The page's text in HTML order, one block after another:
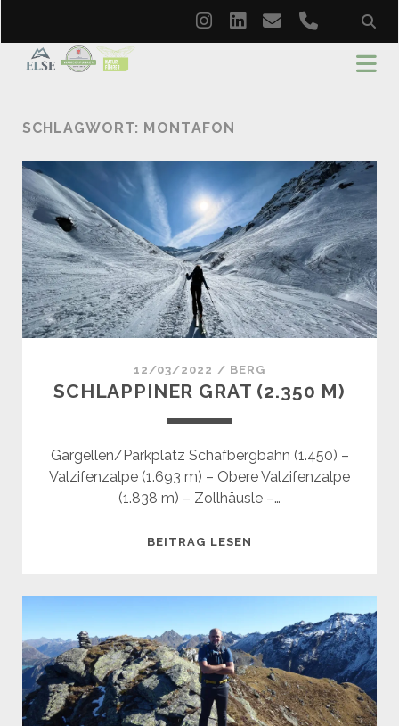
instagram
linkedin
emailphone
SCHLAGWORT: MONTAFON
12/03/2022 / BERG
SCHLAPPINER GRAT (2.350 M)
Gargellen/Parkplatz Schafbergbahn (1.450) –
Valzifenzalpe (1.693 m) – Obere Valzifenzalpe
(1.838 m) – Zollhäusle –…
BEITRAG LESEN